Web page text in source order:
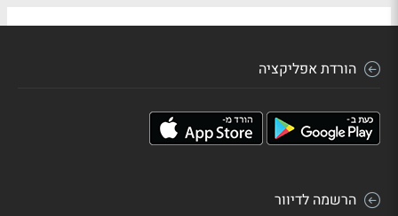
הורדת אפליקציה
הרשמה לדיוור